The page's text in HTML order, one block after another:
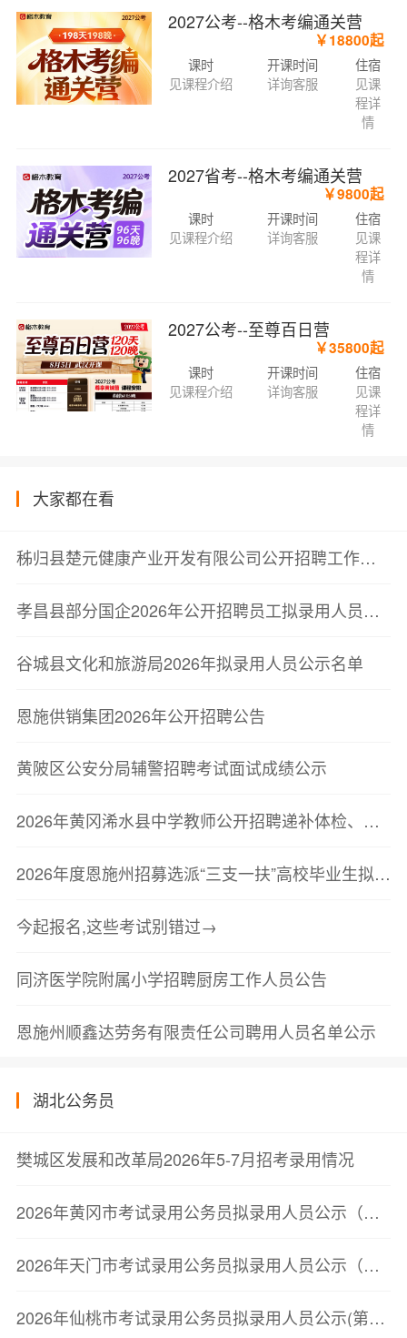
2027公考--格木考编通关营
￥18800起
课时
见课程介绍
开课时间
详询客服
住宿
见课
程详
情
2027省考--格木考编通关营
￥9800起
课时
见课程介绍
开课时间
详询客服
住宿
见课
程详
情
2027公考--至尊百日营
￥35800起
课时
见课程介绍
开课时间
详询客服
住宿
见课
程详
情
大家都在看
秭归县楚元健康产业开发有限公司公开招聘工作人员笔试成绩公告
孝昌县部分国企2026年公开招聘员工拟录用人员公示
谷城县文化和旅游局2026年拟录用人员公示名单
恩施供销集团2026年公开招聘公告
黄陂区公安分局辅警招聘考试面试成绩公示
2026年黄冈浠水县中学教师公开招聘递补体检、考察公告
2026年度恩施州招募选派“三支一扶”高校毕业生拟招募人员公示<br/
今起报名,这些考试别错过→
同济医学院附属小学招聘厨房工作人员公告
恩施州顺鑫达劳务有限责任公司聘用人员名单公示
湖北公务员
樊城区发展和改革局2026年5-7月招考录用情况
2026年黄冈市考试录用公务员拟录用人员公示（第三批）
2026年天门市考试录用公务员拟录用人员公示（第二批）
2026年仙桃市考试录用公务员拟录用人员公示(第二批)